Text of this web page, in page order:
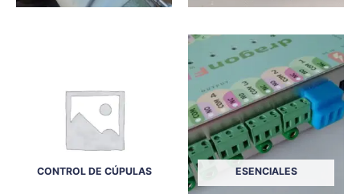
CONTROL DE CÚPULAS ESENCIALES